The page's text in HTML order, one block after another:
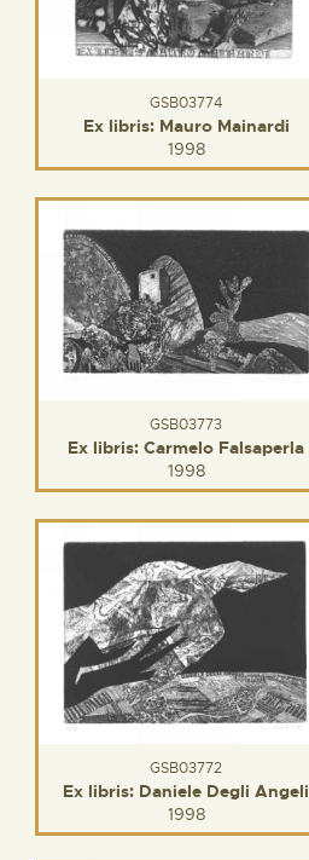
GSB03774
Ex libris: Mauro Mainardi
1998
GSB03773
Ex libris: Carmelo Falsaperla
1998
GSB03772
Ex libris: Daniele Degli Angeli
1998